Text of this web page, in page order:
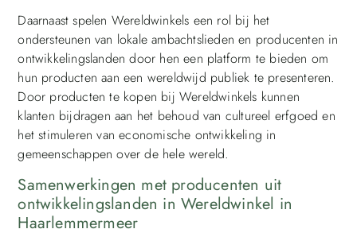
Daarnaast spelen Wereldwinkels een rol bij het
ondersteunen van lokale ambachtslieden en producenten in
ontwikkelingslanden door hen een platform te bieden om
hun producten aan een wereldwijd publiek te presenteren.
Door producten te kopen bij Wereldwinkels kunnen
klanten bijdragen aan het behoud van cultureel erfgoed en
het stimuleren van economische ontwikkeling in
gemeenschappen over de hele wereld.
Samenwerkingen met producenten uit
ontwikkelingslanden in Wereldwinkel in
Haarlemmermeer